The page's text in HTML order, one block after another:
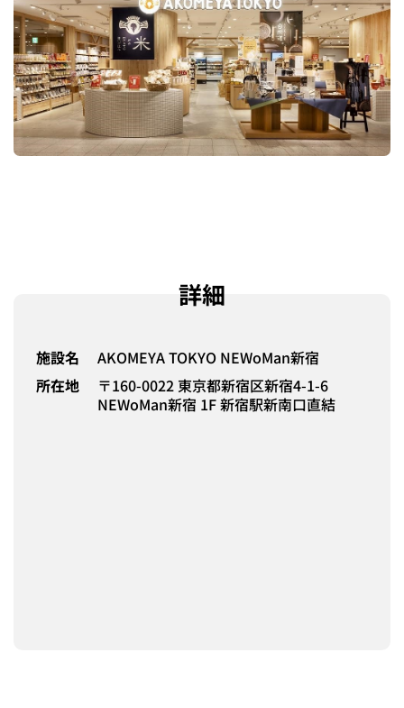
詳細
施設名
AKOMEYA TOKYO NEWoMan新宿
所在地
〒160-0022 東京都新宿区新宿4-1-6
NEWoMan新宿 1F 新宿駅新南口直結